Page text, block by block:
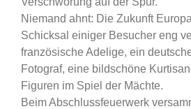
Niemand ahnt: Die Zukunft
Schicksal einiger Besucher eng
französische Adelige, ein
Fotograf, eine bildschöne
Figuren im Spiel der Mächte.
Beim Abschlussfeuerwerk